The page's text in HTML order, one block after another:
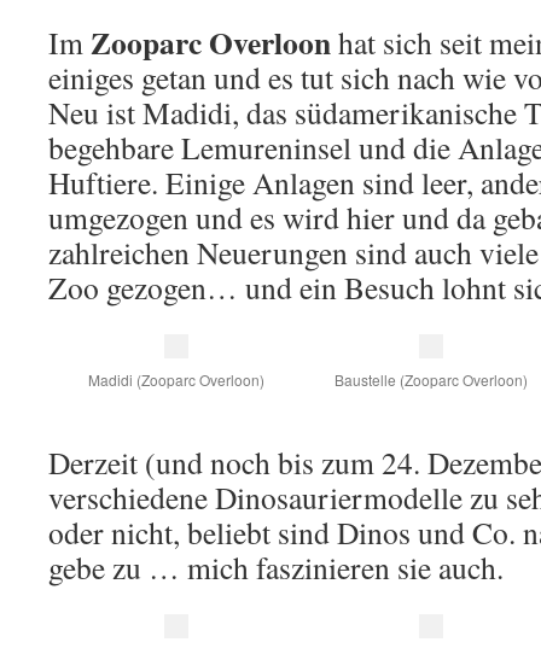
ImZooparc Overloonhat sich seit
einiges getan und es tut sich nach wie
Neu ist Madidi, das südamerikanische
begehbare Lemureninsel und die
Huftiere. Einige Anlagen sind leer,
umgezogen und es wird hier und da
zahlreichen Neuerungen sind auch
Zoo gezogen… und ein Besuch lohnt
Madidi (Zooparc Overloon) Baustelle (Zooparc Overloon)
Derzeit (und noch bis zum 24.
verschiedene Dinosauriermodelle zu
oder nicht, beliebt sind Dinos und Co.
gebe zu … mich faszinieren sie auch.